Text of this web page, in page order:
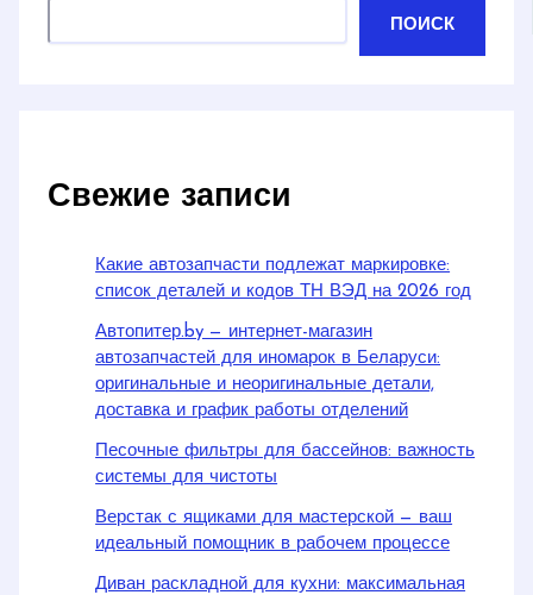
ПОИСК
Свежие записи
Какие автозапчасти подлежат маркировке:
список деталей и кодов ТН ВЭД на 2026 год
Автопитер.by — интернет-магазин
автозапчастей для иномарок в Беларуси:
оригинальные и неоригинальные детали,
доставка и график работы отделений
Песочные фильтры для бассейнов: важность
системы для чистоты
Верстак с ящиками для мастерской — ваш
идеальный помощник в рабочем процессе
Диван раскладной для кухни: максимальная